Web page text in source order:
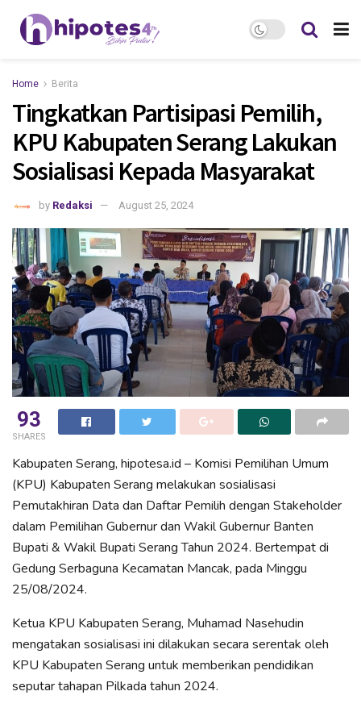
Home Berita
Tingkatkan Partisipasi Pemilih,
KPU Kabupaten Serang Lakukan
Sosialisasi Kepada Masyarakat
by Redaksi August 25, 2024
93
SHARES
Kabupaten Serang, hipotesa.id – Komisi Pemilihan Umum
(KPU) Kabupaten Serang melakukan sosialisasi
Pemutakhiran Data dan Daftar Pemilih dengan Stakeholder
dalam Pemilihan Gubernur dan Wakil Gubernur Banten
Bupati & Wakil Bupati Serang Tahun 2024. Bertempat di
Gedung Serbaguna Kecamatan Mancak, pada Minggu
25/08/2024.
Ketua KPU Kabupaten Serang, Muhamad Nasehudin
mengatakan sosialisasi ini dilakukan secara serentak oleh
KPU Kabupaten Serang untuk memberikan pendidikan
seputar tahapan Pilkada tahun 2024.